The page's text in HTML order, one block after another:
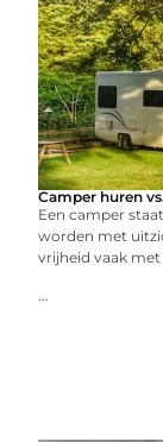
Camper huren
Een camper
worden met
vrijheid vaak met
...